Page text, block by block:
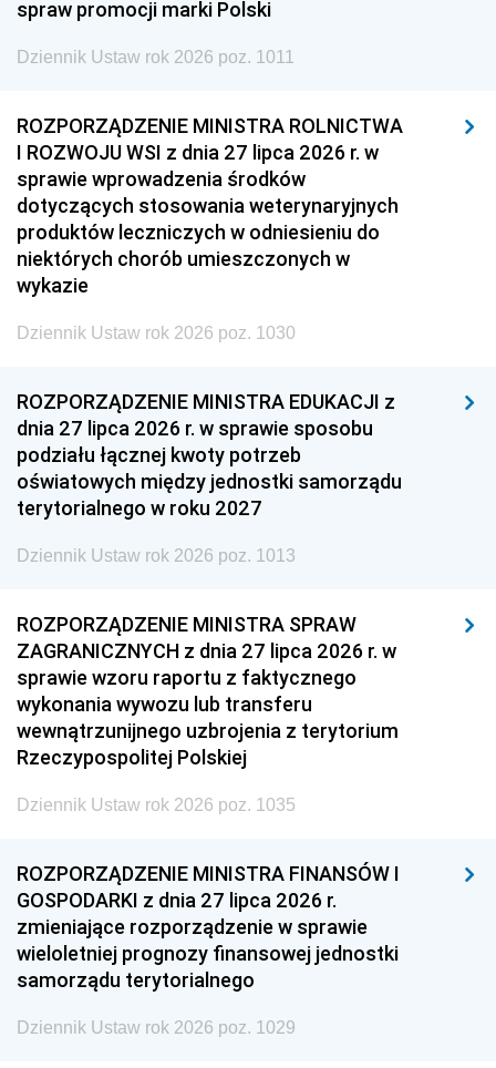
spraw promocji marki Polski
Dziennik Ustaw rok 2026 poz. 1011
ROZPORZĄDZENIE MINISTRA ROLNICTWA
I ROZWOJU WSI z dnia 27 lipca 2026 r. w
sprawie wprowadzenia środków
dotyczących stosowania weterynaryjnych
produktów leczniczych w odniesieniu do
niektórych chorób umieszczonych w
wykazie
Dziennik Ustaw rok 2026 poz. 1030
ROZPORZĄDZENIE MINISTRA EDUKACJI z
dnia 27 lipca 2026 r. w sprawie sposobu
podziału łącznej kwoty potrzeb
oświatowych między jednostki samorządu
terytorialnego w roku 2027
Dziennik Ustaw rok 2026 poz. 1013
ROZPORZĄDZENIE MINISTRA SPRAW
ZAGRANICZNYCH z dnia 27 lipca 2026 r. w
sprawie wzoru raportu z faktycznego
wykonania wywozu lub transferu
wewnątrzunijnego uzbrojenia z terytorium
Rzeczypospolitej Polskiej
Dziennik Ustaw rok 2026 poz. 1035
ROZPORZĄDZENIE MINISTRA FINANSÓW I
GOSPODARKI z dnia 27 lipca 2026 r.
zmieniające rozporządzenie w sprawie
wieloletniej prognozy finansowej jednostki
samorządu terytorialnego
Dziennik Ustaw rok 2026 poz. 1029